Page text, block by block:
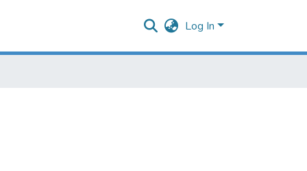
Log In